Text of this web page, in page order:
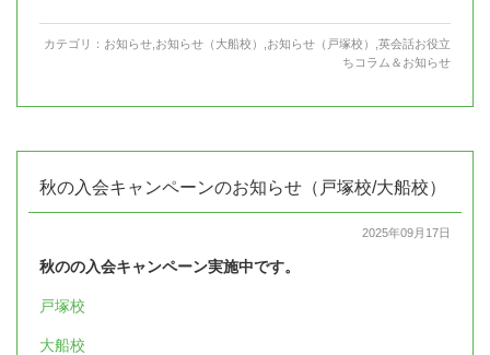
カテゴリ： お知らせ お知らせ（大船校） お知らせ（戸塚校）
英会話お役立
ちコラム＆お知らせ
秋の入会キャンペーンのお知らせ（戸塚校/大船校）
2025年09月17日
秋のの入会キャンペーン実施中です。
戸塚校
大船校